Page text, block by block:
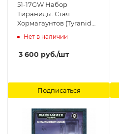
51-17GW Набор
Тираниды. Стая
Хормагаунтов (Tyranid
Hormagaunt Brood)
Нет в наличии
3 600 руб./шт
Подписаться